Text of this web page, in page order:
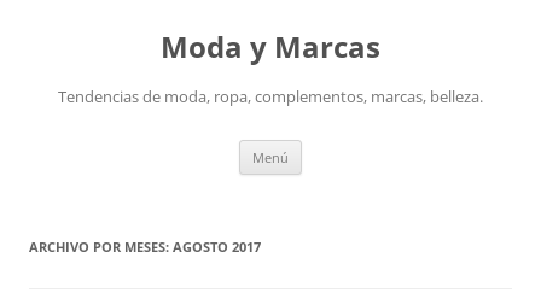
Moda y Marcas
Tendencias de moda, ropa, complementos, marcas, belleza.
Menú
ARCHIVO POR MESES: AGOSTO 2017